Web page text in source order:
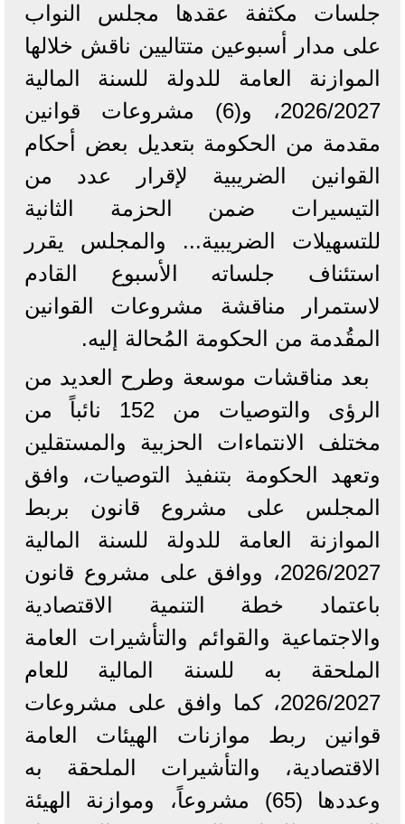
جلسات مكثفة عقدها مجلس النواب
على مدار أسبوعين متتاليين ناقش خلالها
الموازنة العامة للدولة للسنة المالية
2026/2027، و(6) مشروعات قوانين
مقدمة من الحكومة بتعديل بعض أحكام
القوانين الضريبية لإقرار عدد من
التيسيرات ضمن الحزمة الثانية
للتسهيلات الضريبية... والمجلس يقرر
استئناف جلساته الأسبوع القادم
لاستمرار مناقشة مشروعات القوانين
المقُدمة من الحكومة المُحالة إليه.
بعد مناقشات موسعة وطرح العديد من
الرؤى والتوصيات من 152 نائباً من
مختلف الانتماءات الحزبية والمستقلين
وتعهد الحكومة بتنفيذ التوصيات، وافق
المجلس على مشروع قانون بربط
الموازنة العامة للدولة للسنة المالية
2026/2027، ووافق على مشروع قانون
باعتماد خطة التنمية الاقتصادية
والاجتماعية والقوائم والتأشيرات العامة
الملحقة به للسنة المالية للعام
2026/2027، كما وافق على مشروعات
قوانين ربط موازنات الهيئات العامة
الاقتصادية، والتأشيرات الملحقة به
وعددها (65) مشروعاً، وموازنة الهيئة